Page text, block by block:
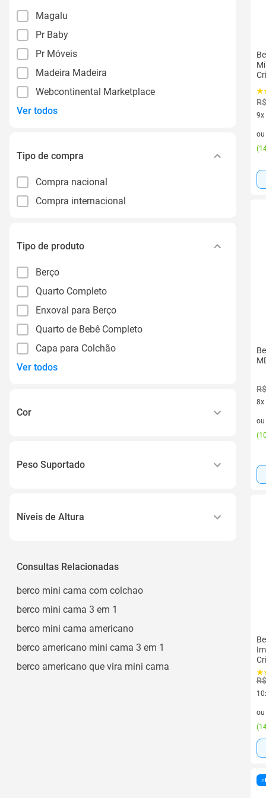
Magalu
Pr Baby
Pr Móveis
Madeira Madeira
Webcontinental Marketplace
Ver todos
Tipo de compra
Compra nacional
Compra internacional
Tipo de produto
Berço
Quarto Completo
Enxoval para Berço
Quarto de Bebê Completo
Capa para Colchão
Ver todos
Cor
Rosa
Peso Suportado
Níveis de Altura
Consultas Relacionadas
berco mini cama com colchao
berco mini cama 3 em 1
berco mini cama americano
berco americano mini cama 3 em 1
berco americano que vira mini cama
9x
9
ou
(
8x
8
ou
(
ou
(